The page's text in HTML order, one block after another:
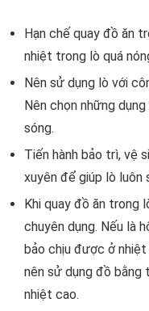
Hạn chế quay đồ ăn
nhiệt trong lò quá
Nên sử dụng lò với
Nên chọn những
sóng.
Tiến hành bảo trì, vệ
xuyên để giúp lò luôn
Khi quay đồ ăn trong
chuyên dụng. Nếu là
bảo chịu được ở nhiệt
nên sử dụng đồ bằng
nhiệt cao.